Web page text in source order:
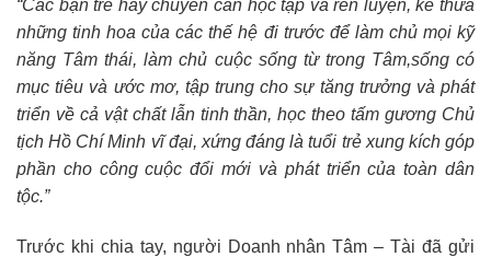
“Các bạn trẻ hãy chuyên cần học tập và rèn luyện, kế thừa
những tinh hoa của các thế hệ đi trước để làm chủ mọi kỹ
năng Tâm thái, làm chủ cuộc sống từ trong Tâm,sống có
mục tiêu và ước mơ, tập trung cho sự tăng trưởng và phát
triển về cả vật chất lẫn tinh thần, học theo tấm gương Chủ
tịch Hồ Chí Minh vĩ đại, xứng đáng là tuổi trẻ xung kích góp
phần cho công cuộc đổi mới và phát triển của toàn dân
tộc.”
Trước khi chia tay, người Doanh nhân Tâm – Tài đã gửi